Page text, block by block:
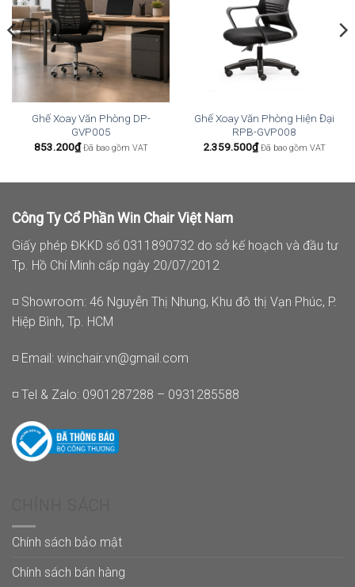
Ghế Xoay Văn Phòng DP-
GVP005
853.200₫ Đã bao gồm VAT
Ghế Xoay Văn Phòng Hiện Đại
RPB-GVP008
2.359.500₫ Đã bao gồm VAT
Công Ty Cổ Phần Win Chair Việt Nam
Giấy phép ĐKKD số 0311890732 do sở kế hoạch và đầu tư
Tp. Hồ Chí Minh cấp ngày 20/07/2012
◽ Showroom: 46 Nguyễn Thị Nhung, Khu đô thị Vạn Phúc, P.
Hiệp Bình, Tp. HCM
◽ Email: winchair.vn@gmail.com
◽ Tel & Zalo: 0901287288 – 0931285588
Chính sách bảo mật
Chính sách bán hàng